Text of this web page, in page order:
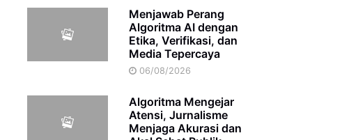
Menjawab Perang
Algoritma AI dengan
Etika, Verifikasi, dan
Media Tepercaya
06/08/2026
Algoritma Mengejar
Atensi, Jurnalisme
Menjaga Akurasi dan